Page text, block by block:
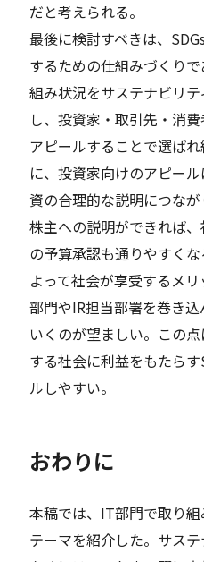
だと考えられる。
最後に検討すべきは、
するための仕組みづくり
組み状況をサステナビリ
し、投資家・取引先・消
アピールすることで選ば
に、投資家向けのアピー
資の合理的な説明につなが
株主への説明ができれば
の予算承認も通りやすく
よって社会が享受するメ
部門やIR担当部署を巻き
いくのが望ましい。この
する社会に利益をもたら
ルしやすい。
おわりに
本稿では、IT部門で取り
テーマを紹介した。サス